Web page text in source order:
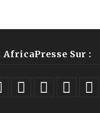
AfricaPresse Sur :